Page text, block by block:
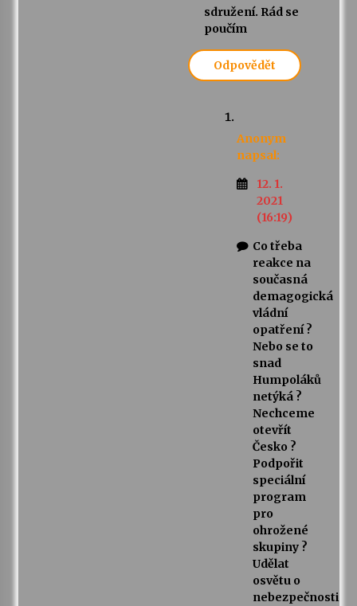
sdružení. Rád se
poučím
Odpovědět
Anonym
napsal:
12. 1.
2021
(16:19)
Co třeba
reakce na
současná
demagogická
vládní
opatření ?
Nebo se to
snad
Humpoláků
netýká ?
Nechceme
otevřít
Česko ?
Podpořit
speciální
program
pro
ohrožené
skupiny ?
Udělat
osvětu o
nebezpečnosti